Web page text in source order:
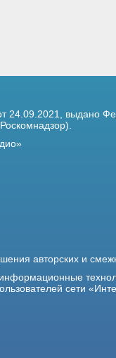
выдано
авторских и
сети